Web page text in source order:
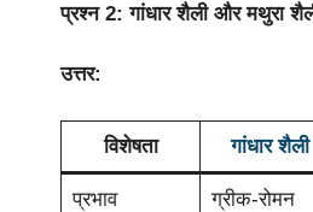
प्रश्न 2: गांधार शैली और मथुरा
उत्तर:
विशेषता गांधार शैली
प्रभाव ग्रीक-रोमन